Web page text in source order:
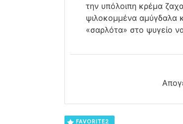
την υπόλοιπη κρέμα
ψιλοκομμένα αμύγδαλα
«σαρλότα» στο ψυγείο
FAVORITE2